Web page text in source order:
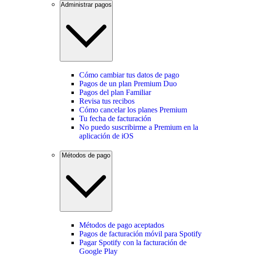
Administrar pagos
Cómo cambiar tus datos de pago
Pagos de un plan Premium Duo
Pagos del plan Familiar
Revisa tus recibos
Cómo cancelar los planes Premium
Tu fecha de facturación
No puedo suscribirme a Premium en la
aplicación de iOS
Métodos de pago aceptados
Pagos de facturación móvil para Spotify
Pagar Spotify con la facturación de
Google Play